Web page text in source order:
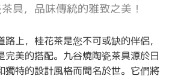
具，品味傳統的雅致之美！
上，桂花茶是您不可或缺的伴侶，
完美的搭配。九谷燒陶瓷茶具源於日
獨特的設計風格而聞名於世。它們將